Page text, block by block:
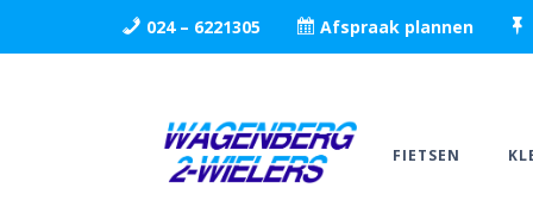
024 – 6221305 Afspraak plannen
FIETSEN